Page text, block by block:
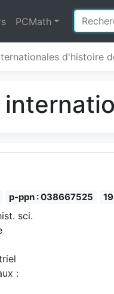
PCMath
d'histoire
p-ppn : 038667525
sci.
: